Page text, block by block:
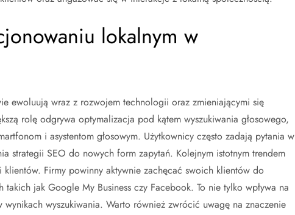
lokalnym w
ewoluują wraz z rozwojem technologii oraz zmieniającymi się
rolę odgrywa optymalizacja pod kątem wyszukiwania głosowego,
i asystentom głosowym. Użytkownicy często zadają pytania w
strategii SEO do nowych form zapytań. Kolejnym istotnym trendem
Firmy powinny aktywnie zachęcać swoich klientów do
jak Google My Business czy Facebook. To nie tylko wpływa na
wyszukiwania. Warto również zwrócić uwagę na znaczenie